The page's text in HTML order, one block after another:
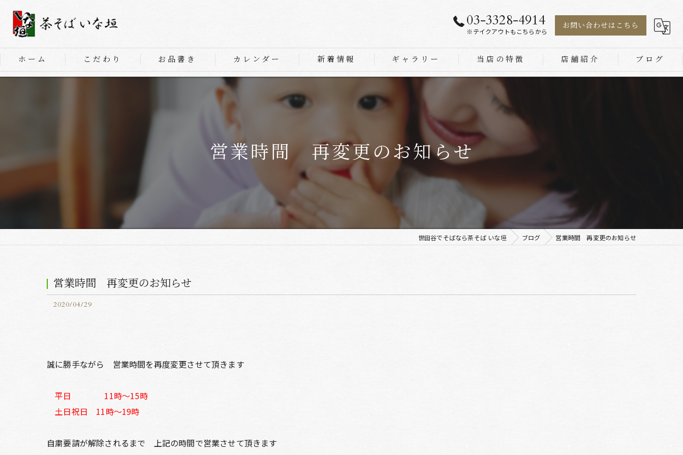
03-3328-4914
※テイクアウトもこちらから
お問い合わせはこちら
ホーム こだわり お品書き カレンダー 新着情報 ギャラリー 当店の特徴
天ざる
店舗紹介 ブログ
営業時間 再変更のお知らせ
世田谷でそばなら茶そば いな垣 ブログ 営業時間 再変更のお知らせ
営業時間 再変更のお知らせ
2020/04/29
誠に勝手ながら 営業時間を再度変更させて頂きます
平日 11時〜15時
土日祝日 11時〜19時
自粛要請が解除されるまで 上記の時間で営業させて頂きます